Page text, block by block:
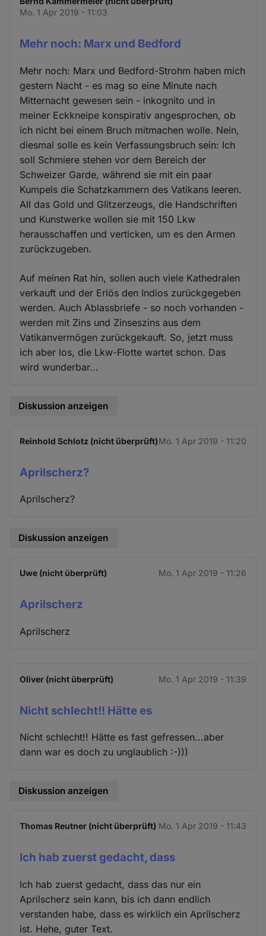
Mo. 1 Apr 2019 - 11:03
Mehr noch: Marx und Bedford
Mehr noch: Marx und Bedford-Strohm haben mich
gestern Nacht - es mag so eine Minute nach
Mitternacht gewesen sein - inkognito und in
meiner Eckkneipe konspirativ angesprochen, ob
ich nicht bei einem Bruch mitmachen wolle. Nein,
diesmal solle es kein Verfassungsbruch sein: Ich
soll Schmiere stehen vor dem Bereich der
Schweizer Garde, während sie mit ein paar
Kumpels die Schatzkammern des Vatikans leeren.
All das Gold und Glitzerzeugs, die Handschriften
und Kunstwerke wollen sie mit 150 Lkw
herausschaffen und verticken, um es den Armen
zurückzugeben.
Auf meinen Rat hin, sollen auch viele Kathedralen
verkauft und der Erlös den Indios zurückgegeben
werden. Auch Ablassbriefe - so noch vorhanden -
werden mit Zins und Zinseszins aus dem
Vatikanvermögen zurückgekauft. So, jetzt muss
ich aber los, die Lkw-Flotte wartet schon. Das
wird wunderbar...
Diskussion anzeigen
Reinhold Schlotz (nicht überprüft)Mo. 1 Apr 2019 - 11:20
Aprilscherz?
Aprilscherz?
Diskussion anzeigen
Uwe (nicht überprüft) Mo. 1 Apr 2019 - 11:26
Aprilscherz
Aprilscherz
Oliver (nicht überprüft) Mo. 1 Apr 2019 - 11:39
Nicht schlecht!! Hätte es
Nicht schlecht!! Hätte es fast gefressen...aber
dann war es doch zu unglaublich :-)))
Diskussion anzeigen
Thomas Reutner (nicht überprüft) Mo. 1 Apr 2019 - 11:43
Ich hab zuerst gedacht, dass
Ich hab zuerst gedacht, dass das nur ein
Aprilscherz sein kann, bis ich dann endlich
verstanden habe, dass es wirklich ein Aprilscherz
ist. Hehe, guter Text.